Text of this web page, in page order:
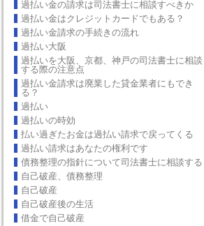
過払い金の請求は司法書士に相談すべきか
過払い金はクレジットカードでもある？
過払い金請求の手続きの流れ
過払い大阪
過払いを大阪、京都、神戸の司法書士に相談
する際の注意点
過払い金請求は廃業した貸金業者にもでき
る？
過払い
過払いの時効
払い過ぎたお金は過払い請求で戻ってくる
過払い請求はあなたの権利です
債務整理の指針について司法書士に相談する
自己破産、債務整理
自己破産
自己破産後の生活
借金で自己破産